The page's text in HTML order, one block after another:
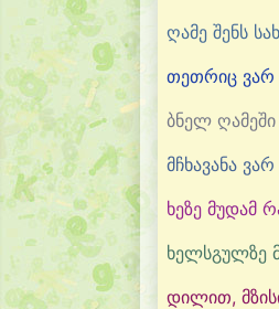
ღამე შენს
თეთრიც ვარ
ბნელ ღამეში
მჩხავანა ვარ
ხეზე მუდამ
ხელსგულზე
დილით,